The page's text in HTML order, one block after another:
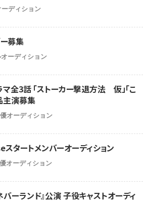
ディション
募集
ーディション
全3話 「ストーカー撃退方法 仮」「こ
主演募集
オーディション
タートメンバーオーディション
オーディション
ーランド』公演 子役キャストオーディ